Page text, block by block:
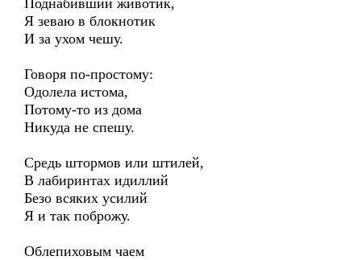
Поднабивший животик,
Я зеваю в блокнотик
И за ухом чешу.
Говоря по-простому:
Одолела истома,
Потому-то из дома
Никуда не спешу.
Средь штормов или штилей,
В лабиринтах идиллий
Безо всяких усилий
Я и так поброжу.
Облепиховым чаем